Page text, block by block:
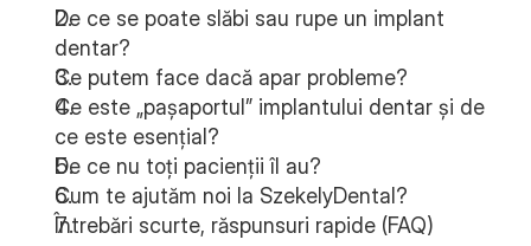
De ce se poate slăbi sau rupe un implant
dentar?
Ce putem face dacă apar probleme?
Ce este „pașaportul” implantului dentar și de
ce este esențial?
De ce nu toți pacienții îl au?
Cum te ajutăm noi la SzekelyDental?
Întrebări scurte, răspunsuri rapide (FAQ)